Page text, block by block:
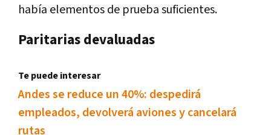
había elementos de prueba suficientes.
Paritarias devaluadas
Te puede interesar
Andes se reduce un 40%: despedirá
empleados, devolverá aviones y cancelará
rutas